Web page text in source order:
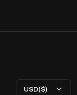
USD($)